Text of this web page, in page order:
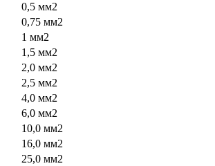
0,5 мм2
0,75 мм2
1 мм2
1,5 мм2
2,0 мм2
2,5 мм2
4,0 мм2
6,0 мм2
10,0 мм2
16,0 мм2
25,0 мм2